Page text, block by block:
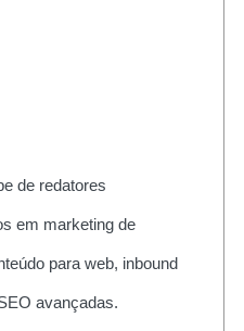
de redatores
em marketing de
para web, inbound
avançadas.